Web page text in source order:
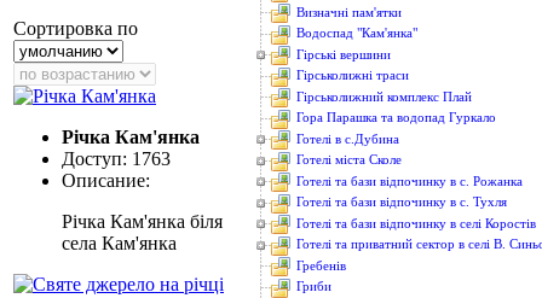
Сортировка по
Річка Кам'янка
Доступ: 1763
Описание:
Річка Кам'янка біля
села Кам'янка
Визначні пам'ятки
Водоcпад "Кам'янка"
Гірські вершини
Гірськолижні траси
Гірськолижний комплекс Плай
Гора Парашка та водопад Гуркало
Готелі в с.Дубина
Готелі міста Сколе
Готелі та бази відпочинку в с. Рожанка
Готелі та бази відпочинку в с. Тухля
Готелі та бази відпочинку в селі Коростів
Готелі та приватний сектор в селі В.
Гребенів
Гриби